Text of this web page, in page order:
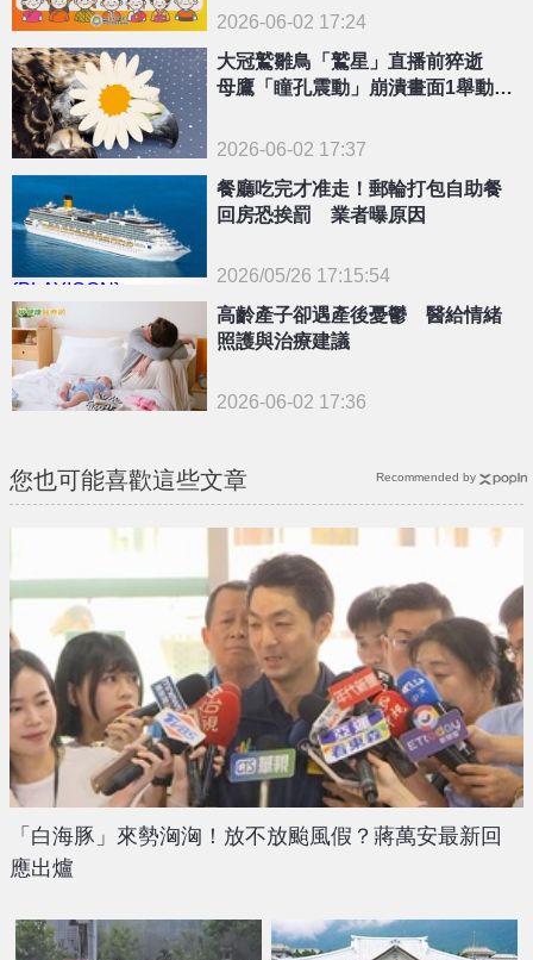
2026-06-02 17:24
大冠鷲雛鳥「鷲星」直播前猝逝
母鷹「瞳孔震動」崩潰畫面1舉動萬
2026-06-02 17:37
{PLAYICON}
餐廳吃完才准走！郵輪打包自助餐
回房恐挨罰 業者曝原因
2026/05/26 17:15:54
高齡產子卻遇產後憂鬱 醫給情緒
照護與治療建議
2026-06-02 17:36
您也可能喜歡這些文章
「白海豚」來勢洶洶！放不放颱風假？蔣萬安最新回
應出爐
Recommended by